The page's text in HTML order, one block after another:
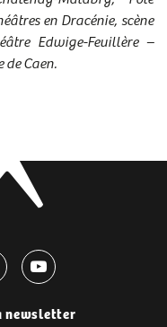
en Dracénie, scène
Edwige-Feuillère –
de Caen.
newsletter